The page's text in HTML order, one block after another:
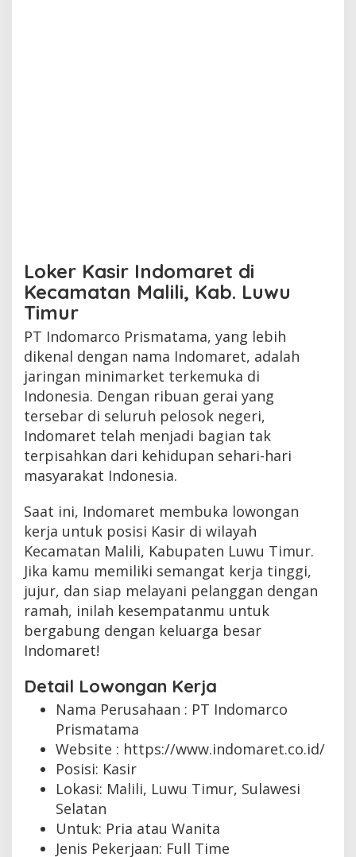
Loker Kasir Indomaret di
Kecamatan Malili, Kab. Luwu
Timur
PT Indomarco Prismatama, yang lebih
dikenal dengan nama Indomaret, adalah
jaringan minimarket terkemuka di
Indonesia. Dengan ribuan gerai yang
tersebar di seluruh pelosok negeri,
Indomaret telah menjadi bagian tak
terpisahkan dari kehidupan sehari-hari
masyarakat Indonesia.
Saat ini, Indomaret membuka lowongan
kerja untuk posisi Kasir di wilayah
Kecamatan Malili, Kabupaten Luwu Timur.
Jika kamu memiliki semangat kerja tinggi,
jujur, dan siap melayani pelanggan dengan
ramah, inilah kesempatanmu untuk
bergabung dengan keluarga besar
Indomaret!
Detail Lowongan Kerja
Nama Perusahaan : PT Indomarco
Prismatama
Website : https://www.indomaret.co.id/
Posisi: Kasir
Lokasi: Malili, Luwu Timur, Sulawesi
Selatan
Untuk: Pria atau Wanita
Jenis Pekerjaan: Full Time